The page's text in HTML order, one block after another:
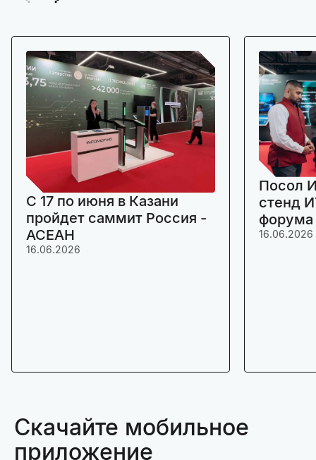
C 17 по июня в Казани
пройдет саммит Россия -
АСЕАН
16.06.2026
Посол
стенд
16.06.2026
Скачайте мобильное
приложение